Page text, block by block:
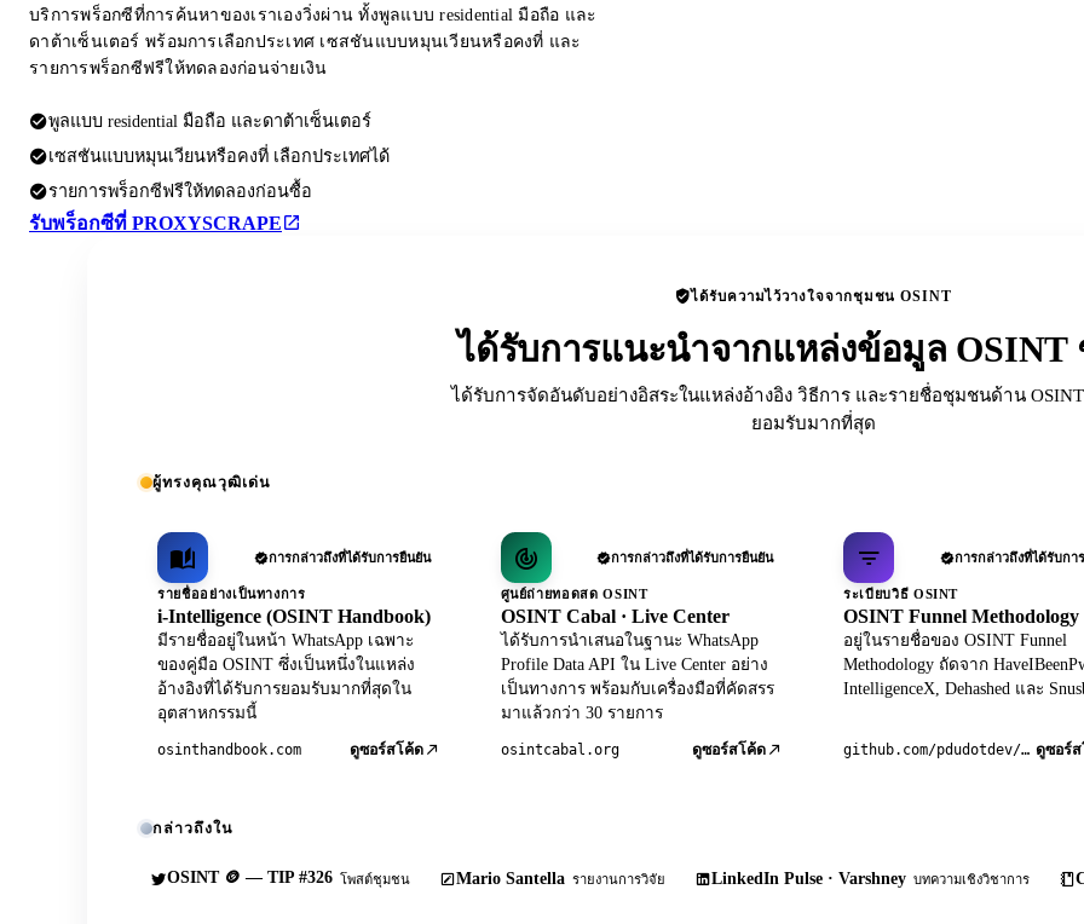
บริการพร็อกซีที่การค้นหาของเราเองวิ่งผ่าน ทั้งพูลแบบ residential มือถือ และ
ดาต้าเซ็นเตอร์ พร้อมการเลือกประเทศ เซสชันแบบหมุนเวียนหรือคงที่ และ
รายการพร็อกซีฟรีให้ทดลองก่อนจ่ายเงิน
พูลแบบ residential มือถือ และดาต้าเซ็นเตอร์
เซสชันแบบหมุนเวียนหรือคงที่ เลือกประเทศได้
รายการพร็อกซีฟรีให้ทดลองก่อนซื้อ
รับพร็อกซีที่ PROXYSCRAPE
ได้รับความไว้วางใจจากชุมชน OSINT
ได้รับการแนะนำจากแหล่งข้อมูล OSINT
ได้รับการจัดอันดับอย่างอิสระในแหล่งอ้างอิง วิธีการ และรายชื่อชุมชนด้าน
ยอมรับมากที่สุด
ผู้ทรงคุณวุฒิเด่น
การกล่าวถึงที่ได้รับการยืนยัน
รายชื่ออย่างเป็นทางการ
i-Intelligence (OSINT Handbook)
มีรายชื่ออยู่ในหน้า WhatsApp เฉพาะ
ของคู่มือ OSINT ซึ่งเป็นหนึ่งในแหล่ง
อ้างอิงที่ได้รับการยอมรับมากที่สุดใน
อุตสาหกรรมนี้
osinthandbook.com ดูซอร์สโค้ด
การกล่าวถึงที่ได้รับการยืนยัน
ศูนย์ถ่ายทอดสด OSINT
OSINT Cabal · Live Center
ได้รับการนำเสนอในฐานะ WhatsApp
Profile Data API ใน Live Center อย่าง
เป็นทางการ พร้อมกับเครื่องมือที่คัดสรร
มาแล้วกว่า 30 รายการ
osintcabal.org ดูซอร์สโค้ด
การกล่าวถึงที่ได้รับกา
ระเบียบวิธี OSINT
OSINT Funnel Methodology
อยู่ในรายชื่อของ OSINT Funnel
Methodology ถัดจาก
IntelligenceX, Dehashed และ
github.com/pdudotdev/ofm ดูซอร์
กล่าวถึงใน
OSINT 🪙 — TIP #326 โพสต์ชุมชน Mario Santella รายงานการวิจัย LinkedIn Pulse · Varshney บทความเชิงวิชาการ